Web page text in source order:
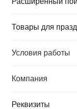
Товары для
Условия работы
Компания
Реквизиты
274,00руб.за шт